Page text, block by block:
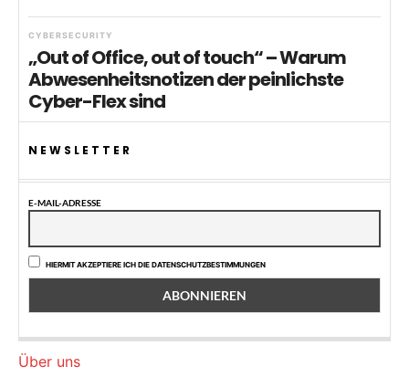
CYBERSECURITY
„Out of Office, out of touch“ – Warum
Abwesenheitsnotizen der peinlichste
Cyber-Flex sind
NEWSLETTER
E-MAIL-ADRESSE
HIERMIT AKZEPTIERE ICH DIE DATENSCHUTZBESTIMMUNGEN
Über uns